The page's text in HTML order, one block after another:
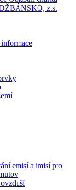
z.s.
emisí a imisí pro